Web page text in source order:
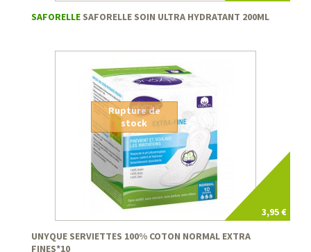
SAFORELLE SAFORELLE SOIN ULTRA HYDRATANT 200ML
3,95 €
Rupture de
stock
UNYQUE SERVIETTES 100% COTON NORMAL EXTRA
FINES*10